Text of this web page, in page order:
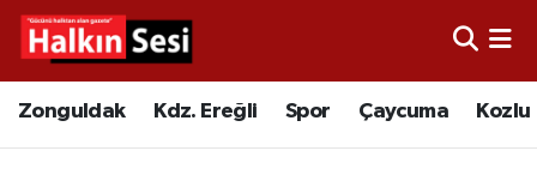
Zonguldak Kdz. Ereğli Spor Çaycuma Kozlu
Video
Çaycuma
Merkez Hava Durumu